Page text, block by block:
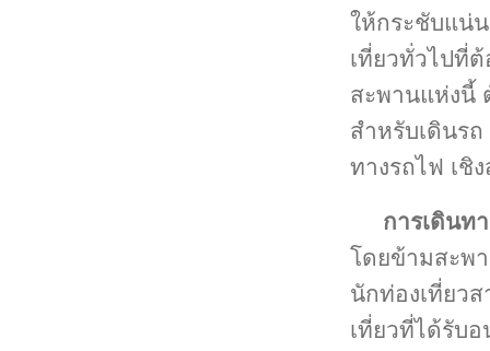
ให้กระชับแน่
เที่ยวทั่วไปที่
สะพานแห่งนี้
สำหรับเดินร
ทางรถไฟ เชิ
การเดินท
โดยข้ามสะพ
นักท่องเที่ยว
เที่ยวที่ได้รับ